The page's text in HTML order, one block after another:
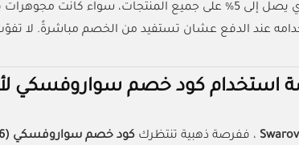
سواروفسكي يعطيك تخفيض حصري يصل إلى 5% على جميع
عند الدفع عشان تستفيد من الخصم مباشرةً. لا تفوّت
استخدام كود خصم سواروفسكي
، ففرصة ذهبية تنتظرك كود خصم سواروفسكي (SVW36)